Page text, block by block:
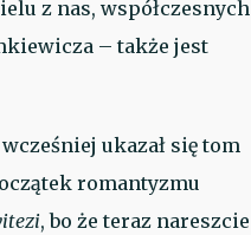
z nas, współczesnych
– także jest
ukazał się tom
romantyzmu
, bo że teraz nareszcie